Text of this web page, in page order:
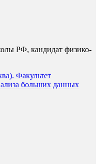
РФ, кандидат физико-
Факультет
больших данных